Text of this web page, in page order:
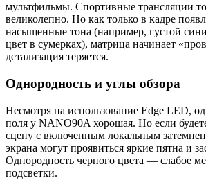
мультфильмы. Спортивные трансляции
великолепно. Но как только в кадре
насыщенные тона (например, густой
цвет в сумерках), матрица начинает
детализация теряется.
Однородность и углы обзора
Несмотря на использование Edge LED,
поля у NANO90A хорошая. Но если
сцену с включенным локальным
экрана могут проявиться яркие пятна и
Однородность черного цвета — слабое
подсветки.